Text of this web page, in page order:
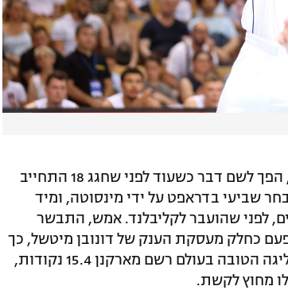
לאורי מארקנן. הפורוורד הענק, 2.13, הפך לשם דבר כשעוד לפני שחגג 18 התחייב
שביעי בדראפט על ידי מינסוטה, ומיד
לפני שהועבר לקליבלנד. אמש, התבשר
כחלק מעסקת הענק של דונובן מיטשל, כך
שאת העונה הבאה יעביר ביוטה. ב-282 משחקים בליגה הטובה בעולם רשם מארקנן 15.4 נקודות,